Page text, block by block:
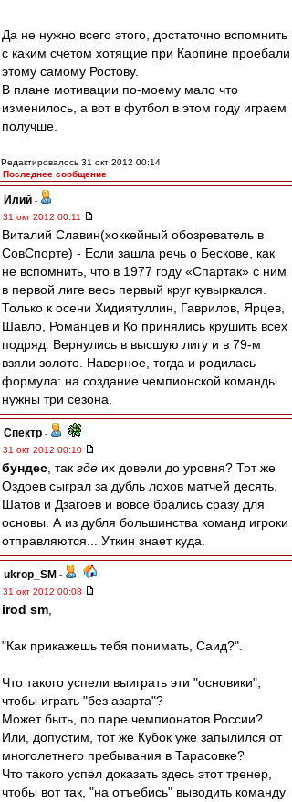
Да не нужно всего этого, достаточно вспомнить
с каким счетом хотящие при Карпине проебали
этому самому Ростову.
В плане мотивации по-моему мало что
изменилось, а вот в футбол в этом году играем
получше.
Редактировалось 31 окт 2012 00:14
Последнее сообщение
Илий -
31 окт 2012 00:11
Виталий Славин(хоккейный обозреватель в
СовСпорте) - Если зашла речь о Бескове, как
не вспомнить, что в 1977 году «Спартак» с ним
в первой лиге весь первый круг кувыркался.
Только к осени Хидиятуллин, Гаврилов, Ярцев,
Шавло, Романцев и Ко принялись крушить всех
подряд. Вернулись в высшую лигу и в 79‑м
взяли золото. Наверное, тогда и родилась
формула: на создание чемпионской команды
нужны три сезона.
Спектр -
31 окт 2012 00:10
бундес , так где их довели до уровня? Тот же
Оздоев сыграл за дубль лохов матчей десять.
Шатов и Дзагоев и вовсе брались сразу для
основы. А из дубля большинства команд игроки
отправляются... Уткин знает куда.
ukrop_SM -
31 окт 2012 00:08
irod sm
"Как прикажешь тебя понимать, Саид?".
Что такого успели выиграть эти "основики",
чтобы играть "без азарта"?
Может быть, по паре чемпионатов России?
Или, допустим, тот же Кубок уже запылился от
многолетнего пребывания в Тарасовке?
Что такого успел доказать здесь этот тренер,
чтобы вот так, "на отъебись" выводить команду